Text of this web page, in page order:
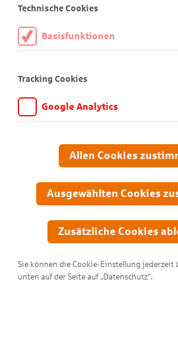
Technische Cookies
Basisfunktionen
aktiviert sein.
Tracking Cookies
Google Analytics
anpassen und verbessern können. Aus
Google Analytics. Dieses Werkzeug erfasst
Übertragung anonymisiert.
Allen Cookies
Ausgewählten Cookies
Zusätzliche Cookies
Sie können die Cookie-Einstellung jederzeit
unten auf der Seite auf „Datenschutz“.